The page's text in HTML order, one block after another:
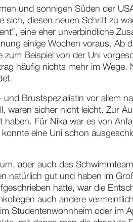
der begehrten Plätze im
Wir haben Nika in ihrer
auch bei ihrer finalen
und sonnigen Süden der
diesen neuen Schritt zu
eine eher unverbindliche
einige Wochen voraus. Ab
Beispiel von der Uni
häufig nichts mehr im
Brustspezialistin vor allem
sicher nicht leicht. Zur
Für Nika war es von
eine Uni schon
aber auch das
natürlich gut und haben im